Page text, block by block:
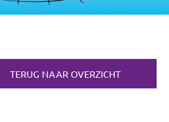
TERUG NAAR OVERZICHT